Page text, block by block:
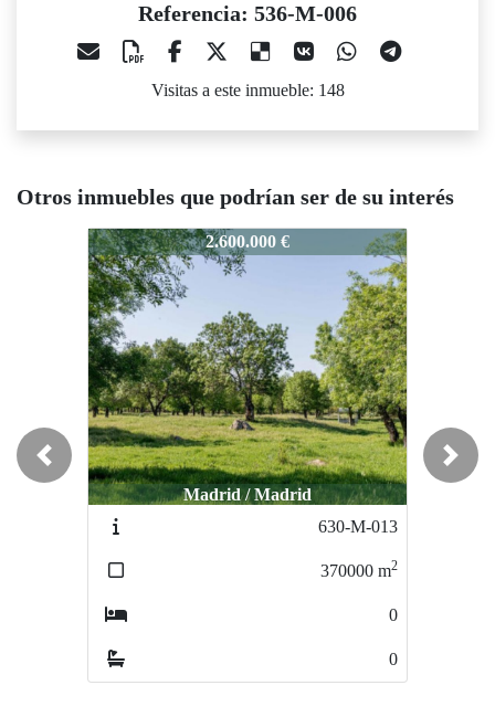
Referencia: 536-M-006
Visitas a este inmueble: 148
Otros inmuebles que podrían ser de su interés
2.600.000 €
Madrid / Madrid
536-M-006 4.000.000 €
Madrid / Madrid
Ocasión
GANAD
ERA
747-M-016
800000m
Previous Next